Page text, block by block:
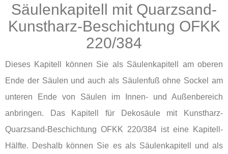
Säulenkapitell mit Quarzsand-
Kunstharz-Beschichtung OFKK
220/384
Dieses Kapitell können Sie als Säulenkapitell am oberen
Ende der Säulen und auch als Säulenfuß ohne Sockel am
unteren Ende von Säulen im Innen- und Außenbereich
anbringen. Das Kapitell für Dekosäule mit Kunstharz-
Quarzsand-Beschichtung OFKK 220/384 ist eine Kapitell-
Hälfte. Deshalb können Sie es als Säulenkapitell und als